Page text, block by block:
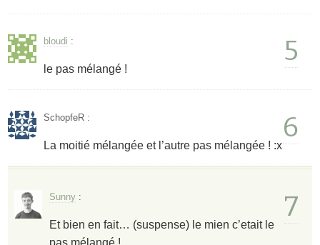
5
bloudi :
le pas mélangé !
6
SchopfeR :
La moitié mélangée et l’autre pas mélangée ! :x
7
Sunny :
Et bien en fait… (suspense) le mien c’etait le
pas mélangé !